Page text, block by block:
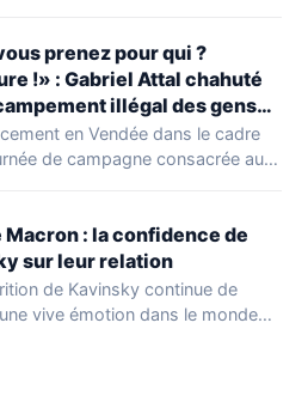
prenez pour qui ?
!» : Gabriel Attal chahuté
illégal des gens
en Vendée dans le cadre
de campagne consacrée aux
: la confidence de
sur leur relation
de Kavinsky continue de
vive émotion dans le monde